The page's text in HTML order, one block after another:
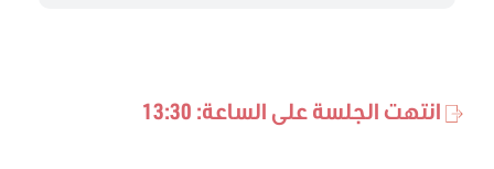
انتهت الجلسة على الساعة: 13:30